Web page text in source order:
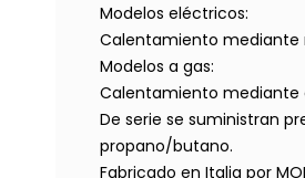
Modelos eléctricos:
Calentamiento mediante
Modelos a gas:
Calentamiento mediante
De serie se suministran
propano/butano.
Fabricado en Italia por